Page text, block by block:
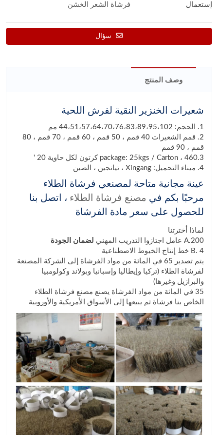
إستعمال فرشاة الشعر الخشن
سؤال
وصف المنتج
شعيرات الخنزير النقية لفرش اللحية
1. الحجم: 44،51،57،64،70،76،83،89،95،102 مم
2. قمم الشعيرات 40 قمم ، 50 قمم ، 60 قمم ، 70 قمم ، 80
قمم ، 90 قمم
3.package: 25kgs / Carton ، 460 كرتون لكل حاوية 20 '
4. ميناء التحميل: Xingang ، تيانجين ، الصين
عينة مجانية متاحة لمصنعي فرشاة الطلاء
مرحبًا بكم في مصنع فرشاة الطلاء ، اتصل بنا
للحصول على سعر مادة الفرشاة
لماذا أخترتنا
A.200 عامل اجتازوا التدريب المهني
لضمان الجودة
B. 4 خط إنتاج الخيوط الاصطناعية
يتم تصدير 65 في المائة من مواد الفرشاة إلى الشركة المصنعة
لفرشاة الطلاء (تركيا وإيطاليا وإسبانيا وبولاند وكولومبيا
والبرازيل وغيرها)
35 في المائة من مواد الفرشاة يصنع مصنع فرشاة الطلاء
الخاص بنا فرشاة ثم يبيعها إلى الأسواق الأمريكية والأوروبية